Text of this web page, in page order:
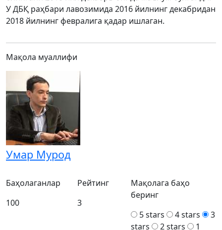
У ДБҚ раҳбари лавозимида 2016 йилнинг декабридан
2018 йилнинг февралига қадар ишлаган.
Мақола муаллифи
Умар Мурод
Баҳолаганлар
100
Рейтинг
3
Мақолага баҳо
беринг
5 stars
4 stars
3
stars
2 stars
1